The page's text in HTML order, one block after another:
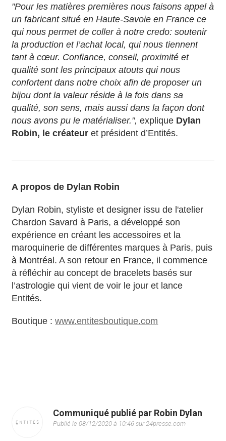
"Pour les matières premières nous faisons appel à
un fabricant situé en Haute-Savoie en France ce
qui nous permet de coller à notre credo: soutenir
la production et l’achat local, qui nous tiennent
tant à cœur. Confiance, conseil, proximité et
qualité sont les principaux atouts qui nous
confortent dans notre choix afin de proposer un
bijou dont la valeur réside à la fois dans sa
qualité, son sens, mais aussi dans la façon dont
nous avons pu le matérialiser.",explique Dylan
Robin, le créateur et président d’Entités.
A propos de Dylan Robin
Dylan Robin, styliste et designer issu de l'atelier
Chardon Savard à Paris, a développé son
expérience en créant les accessoires et la
maroquinerie de différentes marques à Paris, puis
à Montréal. A son retour en France, il commence
à réfléchir au concept de bracelets basés sur
l’astrologie qui vient de voir le jour et lance
Entités.
Boutique :www.entitesboutique.com
Communiqué publié par Robin Dylan
Publié le 08/12/2020 à 10:46 sur 24presse.com